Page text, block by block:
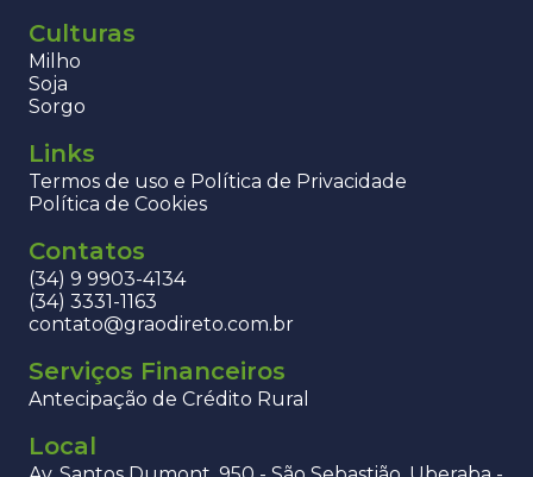
Culturas
Milho
Soja
Sorgo
Links
Termos de uso e Política de Privacidade
Política de Cookies
Contatos
(34) 9 9903-4134
(34) 3331-1163
contato@graodireto.com.br
Serviços Financeiros
Antecipação de Crédito Rural
Local